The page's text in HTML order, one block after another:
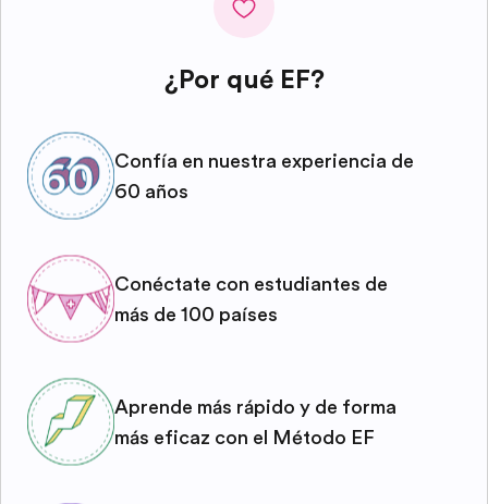
¿Por qué EF?
Confía en nuestra experiencia de
60 años
Conéctate con estudiantes de
más de 100 países
Aprende más rápido y de forma
más eficaz con el Método EF